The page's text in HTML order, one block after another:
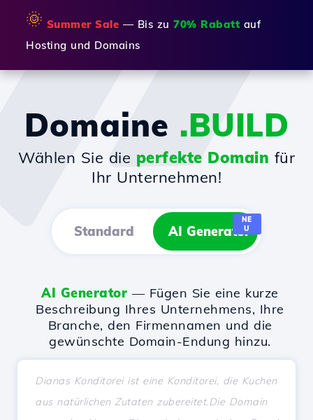
🌞 Summer Sale — Bis zu 70% Rabatt auf
Hosting und Domains
Domaine .BUILD
Wählen Sie die perfekte Domain für
Ihr Unternehmen!
Standard AI Generator
NE
U
AI Generator — Fügen Sie eine kurze
Beschreibung Ihres Unternehmens, Ihre
Branche, den Firmennamen und die
gewünschte Domain-Endung hinzu.